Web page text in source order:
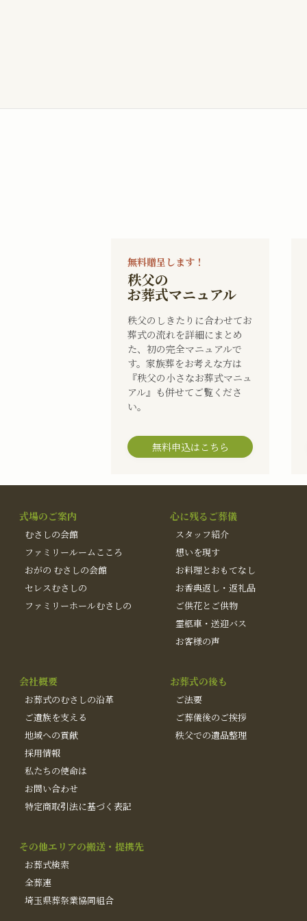
無料贈呈します！
秩父の
お葬式マニュアル
秩父のしきたりに合わせてお
葬式の流れを詳細にまとめ
た、初の完全マニュアルで
す。家族葬をお考えな方は
『秩父の小さなお葬式マニュ
アル』も併せてご覧くださ
い。
無料申込はこちら
式場のご案内
むさしの会館
ファミリールームこころ
おがの むさしの会館
セレスむさしの
ファミリーホールむさしの
心に残るご葬儀
スタッフ紹介
想いを現す
お料理とおもてなし
お香典返し・返礼品
ご供花とご供物
霊柩車・送迎バス
お客様の声
会社概要
お葬式のむさしの沿革
ご遺族を支える
地域への貢献
採用情報
私たちの使命は
お問い合わせ
特定商取引法に基づく表記
お葬式の後も
ご法要
ご葬儀後のご挨拶
秩父での遺品整理
その他エリアの搬送・提携先
お葬式検索
全葬連
埼玉県葬祭業協同組合